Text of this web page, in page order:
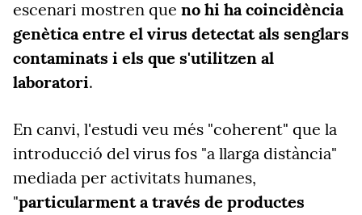
escenari mostren que no hi ha coincidència
genètica entre el virus detectat als senglars
contaminats i els que s'utilitzen al
laboratori.
En canvi, l'estudi veu més "coherent" que la
introducció del virus fos "a llarga distància"
mediada per activitats humanes,
"particularment a través de productes